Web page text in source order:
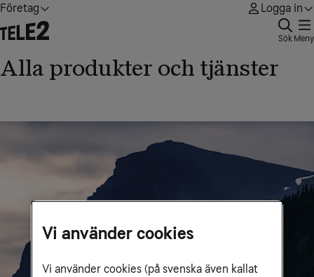
Företag Logga in
Sök Meny
Alla produkter och tjänster
Vi använder cookies
Vi använder cookies (på svenska även kallat